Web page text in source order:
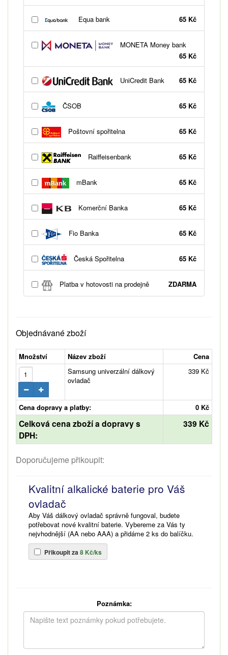
Equa bank 65 Kč
MONETA Money bank
65 Kč
UniCredit Bank 65 Kč
ČSOB 65 Kč
Poštovní spořitelna 65 Kč
Raiffeisenbank 65 Kč
mBank 65 Kč
Komerční Banka 65 Kč
Fio Banka 65 Kč
Česká Spořitelna 65 Kč
Platba v hotovosti na prodejně ZDARMA
Objednávané zboží
Množství Název zboží
Cena
Samsung univerzální dálkový
ovladač
339 Kč
Cena dopravy a platby: 0 Kč
Celková cena zboží a dopravy s
DPH:
339 Kč
Doporučujeme přikoupit:
Kvalitní alkalické baterie pro Váš
ovladač
Aby Váš dálkový ovladač správně fungoval, budete
potřebovat nové kvalitní baterie. Vybereme za Vás ty
nejvhodnější (AA nebo AAA) a přidáme 2 ks do balíčku.
Přikoupit za 8 Kč/ks
Poznámka: